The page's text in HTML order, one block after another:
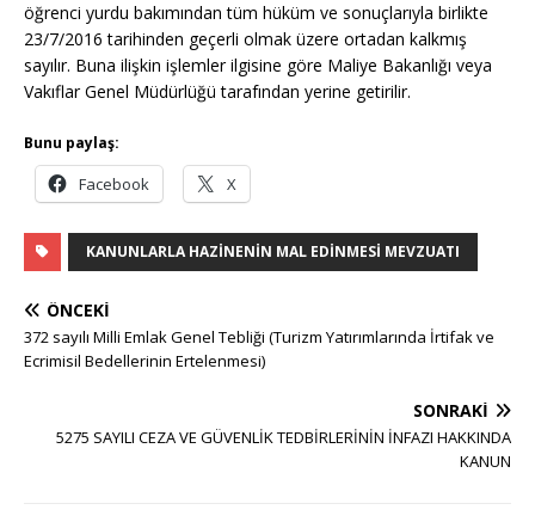
öğrenci yurdu bakımından tüm hüküm ve sonuçlarıyla birlikte
23/7/2016 tarihinden geçerli olmak üzere ortadan kalkmış
sayılır. Buna ilişkin işlemler ilgisine göre Maliye Bakanlığı veya
Vakıflar Genel Müdürlüğü tarafından yerine getirilir.
Bunu paylaş:
Facebook X
KANUNLARLA HAZINENIN MAL EDINMESI MEVZUATI
ÖNCEKI
372 sayılı Milli Emlak Genel Tebliği (Turizm Yatırımlarında İrtifak ve
Ecrimisil Bedellerinin Ertelenmesi)
SONRAKI
5275 SAYILI CEZA VE GÜVENLİK TEDBİRLERİNİN İNFAZI HAKKINDA
KANUN